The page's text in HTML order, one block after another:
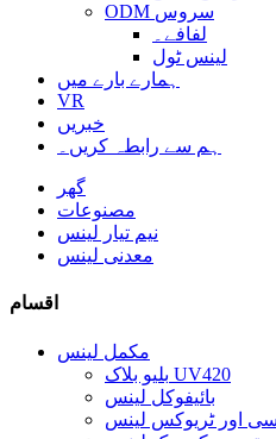
ODM سروس
لفافے۔
لینس ٹول
ہمارے بارے میں
VR
خبریں
ہم سے رابطہ کریں۔
گھر
مصنوعات
نیم تیار لینس
معدنی لینس
اقسام
مکمل لینس
بلیو بلاک UV420
بائیفوکل لینس
اور ٹریوکس لینس